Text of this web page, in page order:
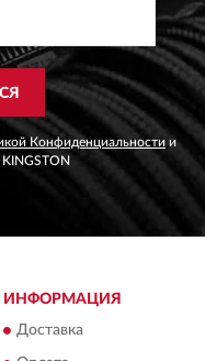
Конфиденциальности и
ИНФОРМАЦИЯ
Доставка